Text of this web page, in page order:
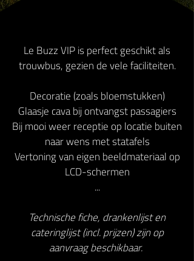
Le Buzz VIP is perfect geschikt als
trouwbus, gezien de vele faciliteiten.
Decoratie (zoals bloemstukken)
Glaasje cava bij ontvangst passagiers
Bij mooi weer receptie op locatie buiten
naar wens met statafels
Vertoning van eigen beeldmateriaal op
LCD-schermen
...
Technische fiche, drankenlijst en
cateringlijst (incl. prijzen) zijn op
aanvraag beschikbaar.